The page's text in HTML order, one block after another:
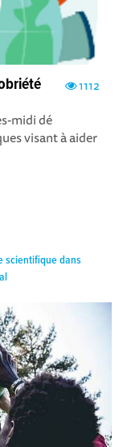
1112
midi dé
visant à aider
scientifique dans